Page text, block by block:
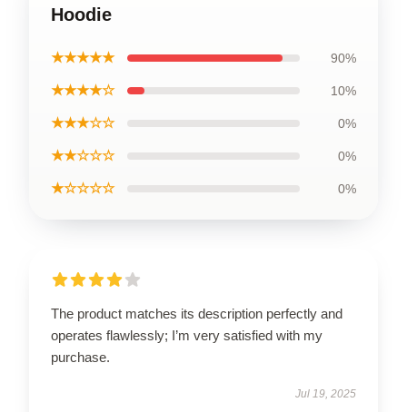
Hoodie
★★★★★ 90%
★★★★☆ 10%
★★★☆☆ 0%
★★☆☆☆ 0%
★☆☆☆☆ 0%
The product matches its description perfectly and
operates flawlessly; I’m very satisfied with my
purchase.
Jul 19, 2025